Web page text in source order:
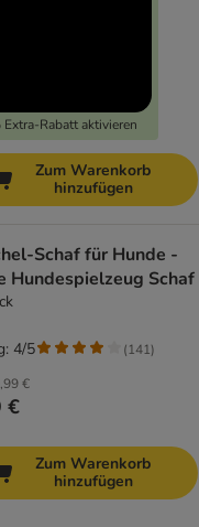
Extra-Rabatt aktivieren
Zum Warenkorb
hinzufügen
Schaf für Hunde -
Hundespielzeug Schaf
€
€
4/5 (141)
Zum Warenkorb
hinzufügen